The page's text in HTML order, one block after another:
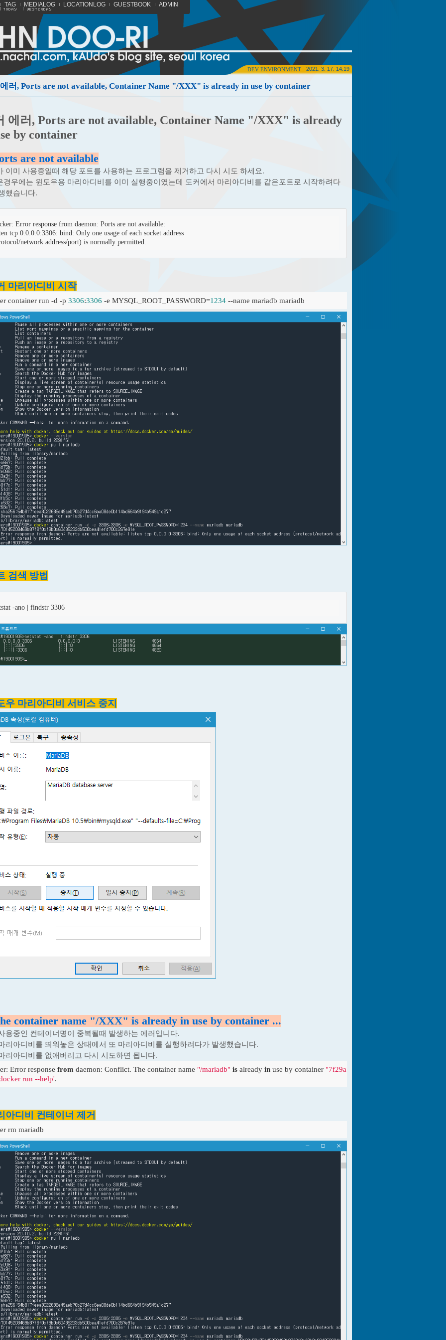
TAG MEDIALOG LOCATIONLOG GUESTBOOK ADMIN
2021. 3. 17. 14:19
DEV ENVIRONMENT
러, Ports are not available, Container Name "/XXX" is already in use by container
에러, Ports are not available, Container Name "/XXX" is already
by container
are not available
이미 사용중일때 해당 포트를 사용하는 프로그램을 제거하고 다시 시도 하세요.
경우에는 윈도우용 마리아디비를 이미 실행중이였는데 도커에서 마리아디비를 같은포트로 시작하려다
했습니다.
Error response from daemon: Ports are not available:
tcp 0.0.0.0:3306: bind: Only one usage of each socket address
network address/port) is normally permitted.
마리아디비 시작
container run -d -p 3306:3306 -e MYSQL_ROOT_PASSWORD=1234 --name mariadb mariadb
검색 방법
-ano | findstr 3306
우 마리아디비 서비스 중지
container name "/XXX" is already in use by container ...
용중인 컨테이너명이 중복될때 발생하는 에러입니다.
리아디비를 띄워놓은 상태에서 또 마리아디비를 실행하려다가 발생했습니다.
리아디비를 없애버리고 다시 시도하면 됩니다.
Error response from daemon: Conflict. The container name "/mariadb" is already in use by container
run --help'.
아디비 컨테이너 제거
rm mariadb